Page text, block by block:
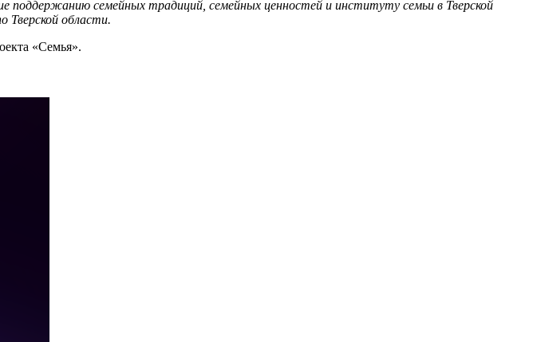
поддержанию семейных традиций, семейных ценностей и институту семьи в Тверской
Тверской области.
«Семья».